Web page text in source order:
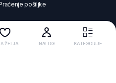
pošiljke
ŽELJA NALOG KATEGORIJE